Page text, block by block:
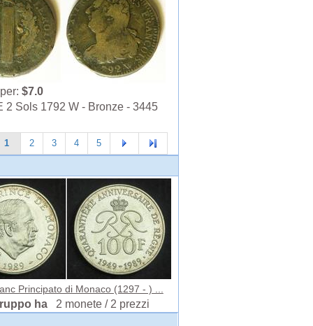
$7.0
2 Sols 1792 W - Bronze - 3445
1 2 3 4 5
Principato di Monaco (1297 - ) ...
ha 2 monete / 2 prezzi